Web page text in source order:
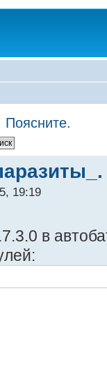
Поясните.
19:19
в